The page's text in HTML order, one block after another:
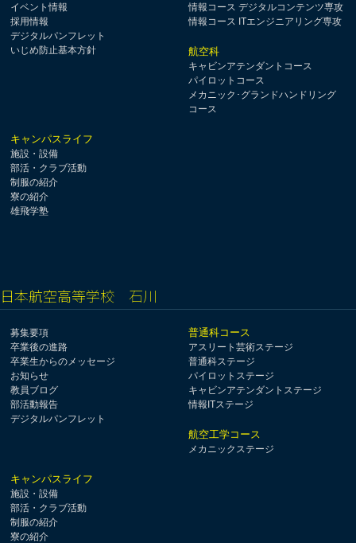
イベント情報
採用情報
デジタルパンフレット
いじめ防止基本方針
情報コース デジタルコンテンツ専攻
情報コース ITエンジニアリング専攻
航空科
キャビンアテンダントコース
パイロットコース
メカニック･グランドハンドリング
コース
キャンパスライフ
施設・設備
部活・クラブ活動
制服の紹介
寮の紹介
雄飛学塾
日本航空高等学校 石川
募集要項
卒業後の進路
卒業生からのメッセージ
お知らせ
教員ブログ
部活動報告
デジタルパンフレット
普通科コース
アスリート芸術ステージ
普通科ステージ
パイロットステージ
キャビンアテンダントステージ
情報ITステージ
航空工学コース
メカニックステージ
キャンパスライフ
施設・設備
部活・クラブ活動
制服の紹介
寮の紹介